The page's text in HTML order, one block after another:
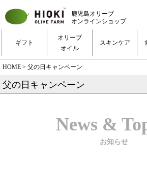
鹿児島オリーブ
オンラインショップ
トップページ
新規会員登録
ログイン
ギフト
オリーブ
オイル
スキンケア
HOME > 父の日キャンペーン
父の日キャンペーン
News &
お知らせ